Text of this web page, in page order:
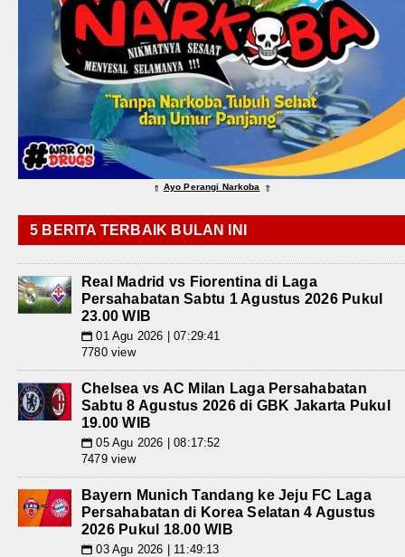
⇑ Ayo Perangi Narkoba ⇑
5 BERITA TERBAIK BULAN INI
Real Madrid vs Fiorentina di Laga
Persahabatan Sabtu 1 Agustus 2026 Pukul
23.00 WIB
📅 01 Agu 2026 | 07:29:41
7780 view
Chelsea vs AC Milan Laga Persahabatan
Sabtu 8 Agustus 2026 di GBK Jakarta Pukul
19.00 WIB
📅 05 Agu 2026 | 08:17:52
7479 view
Bayern Munich Tandang ke Jeju FC Laga
Persahabatan di Korea Selatan 4 Agustus
2026 Pukul 18.00 WIB
📅 03 Agu 2026 | 11:49:13